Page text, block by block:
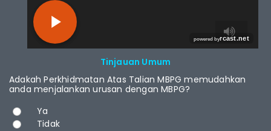
Tinjauan Umum
Adakah Perkhidmatan Atas Talian MBPG memudahkan
anda menjalankan urusan dengan MBPG?
Pilihan
Ya
Tidak